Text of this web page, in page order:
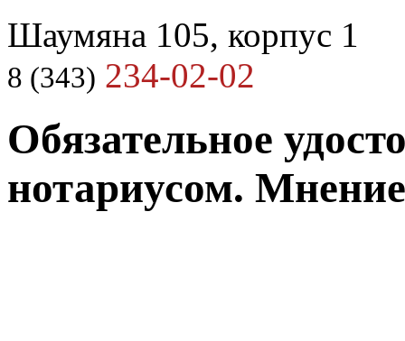
Шаумяна 105, корпус 1
8 (343) 234-02-02
Обязательное
нотариусом.